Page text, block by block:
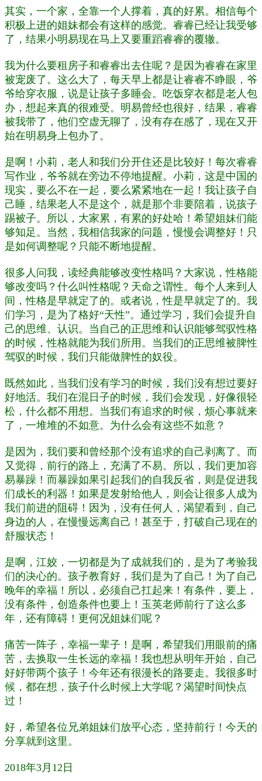
其实，一个家，全靠一个人撑着，真的好累。相信每个
积极上进的姐妹都会有这样的感觉。睿睿已经让我受够
了，结果小明易现在马上又要重蹈睿睿的覆辙。
我为什么要租房子和睿睿出去住呢？是因为睿睿在家里
被宠废了。这么大了，每天早上都是让睿睿不睁眼，爷
爷给穿衣服，说是让孩子多睡会。吃饭穿衣都是老人包
办，想起来真的很难受。明易曾经也很好，结果，睿睿
被我带了，他们空虚无聊了，没有存在感了，现在又开
始在明易身上包办了。
是啊！小莉，老人和我们分开住还是比较好！每次睿睿
写作业，爷爷就在旁边不停地提醒。小莉，这是中国的
现实，要么不在一起，要么紧紧地在一起！我让孩子自
己睡，结果老人不是这个，就是那个非要陪着，说孩子
踢被子。所以，大家累，有累的好处哈！希望姐妹们能
够知足。当然，我相信我家的问题，慢慢会调整好！只
是如何调整呢？只能不断地提醒。
很多人问我，读经典能够改变性格吗？大家说，性格能
够改变吗？什么叫性格呢？天命之谓性。每个人来到人
间，性格是早就定了的。或者说，性是早就定了的。我
们学习，是为了格好“天性”。通过学习，我们会提升自
己的思维、认识。当自己的正思维和认识能够驾驭性格
的时候，性格就能为我们所用。当我们的正思维被脾性
驾驭的时候，我们只能做脾性的奴役。
既然如此，当我们没有学习的时候，我们没有想过要好
好地活。我们在混日子的时候，我们会发现，好像很轻
松，什么都不用想。当我们有追求的时候，烦心事就来
了，一堆堆的不如意。为什么会有这些不如意？
是因为，我们要和曾经那个没有追求的自己剥离了。而
又觉得，前行的路上，充满了不易。所以，我们更加容
易暴躁！而暴躁如果引起我们的自我反省，则是促进我
们成长的利器！如果是发射给他人，则会让很多人成为
我们前进的阻碍！因为，没有任何人，渴望看到，自己
身边的人，在慢慢远离自己！甚至于，打破自己现在的
舒服状态！
是啊，江姣，一切都是为了成就我们的，是为了考验我
们的决心的。孩子教育好，我们是为了自己！为了自己
晚年的幸福！所以，必须自己扛起来！有条件，要上，
没有条件，创造条件也要上！玉英老师前行了这么多
年，还有障碍！更何况姐妹们呢？
痛苦一阵子，幸福一辈子！是啊，希望我们用眼前的痛
苦，去换取一生长远的幸福！我也想从明年开始，自己
好好带两个孩子！今年还有很漫长的路要走。我很多时
候，都在想，孩子什么时候上大学呢？渴望时间快点
过！
好，希望各位兄弟姐妹们放平心态，坚持前行！今天的
分享就到这里。
2018年3月12日